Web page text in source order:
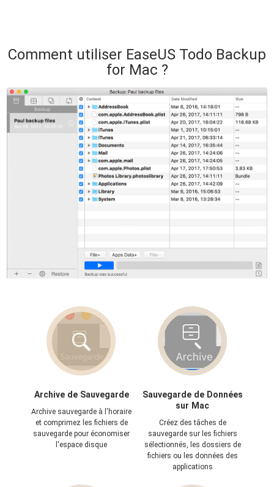
Comment utiliser EaseUS Todo Backup
for Mac ?
Archive de Sauvegarde
Archive sauvegarde à l'horaire
et comprimez les fichiers de
sauvegarde pour économiser
l'espace disque
Sauvegarde de Données
sur Mac
Créez des tâches de
sauvegarde sur les fichiers
sélectionnés, les dossiers de
fichiers ou les données des
applications